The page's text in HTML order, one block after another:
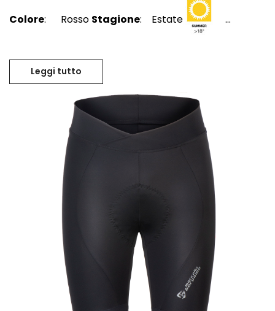
Colore: Rosso Stagione: Estate ...
Leggi tutto